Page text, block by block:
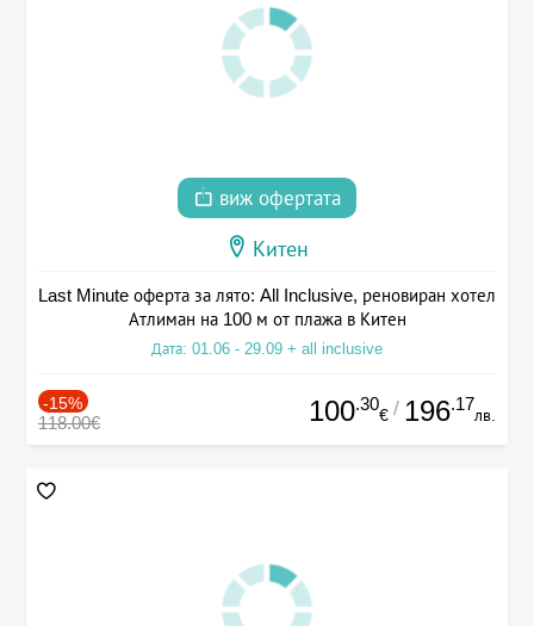
виж офертата
Китен
Last Minute оферта за лято: All Inclusive, реновиран хотел
Атлиман на 100 м от плажа в Китен
Дата: 01.06 - 29.09 + all inclusive
-15%
118.00€ 100.30
€ / 196.17
лв.